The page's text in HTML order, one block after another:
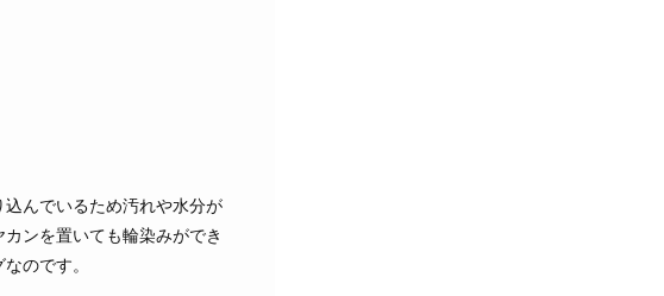
んでいるため汚れや水分が
ンを置いても輪染みができ
のです。